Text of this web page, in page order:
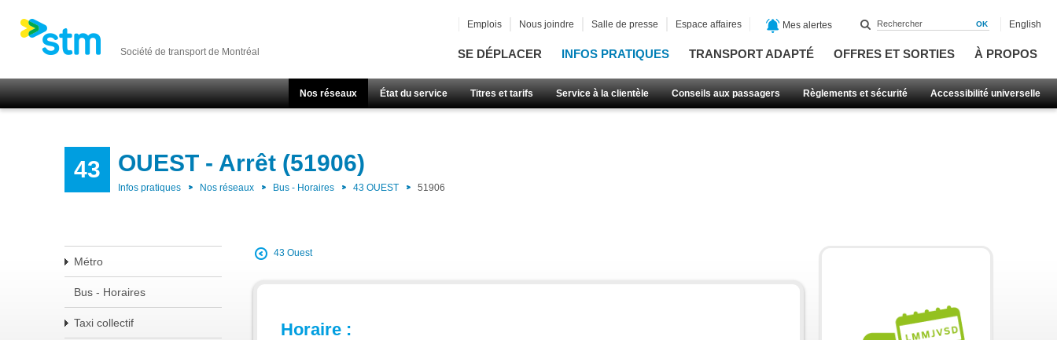
Société de transport de Montréal SE DÉPLACER INFOS PRATIQUES TRANSPORT ADAPTÉ OFFRES ET SORTIES À PROPOS
Nos réseaux État du service Titres et tarifs Service à la clientèle Conseils aux passagers Règlements et sécurité Accessibilité universelle
Emplois Nous joindre Salle de presse Espace affaires Mes alertes English
43 OUEST - Arrêt (51906)
Infos pratiques Nos réseaux Bus - Horaires 43 OUEST 51906
Métro
Bus - Horaires
Taxi collectif
43 Ouest
Horaire :